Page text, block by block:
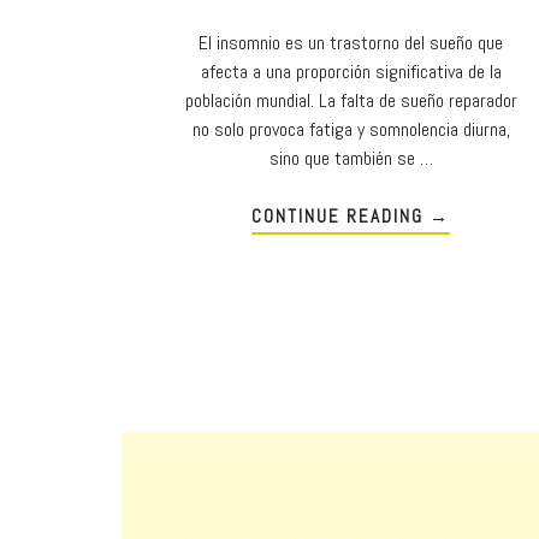
El insomnio es un trastorno del sueño que
afecta a una proporción significativa de la
población mundial. La falta de sueño reparador
no solo provoca fatiga y somnolencia diurna,
sino que también se …
CONTINUE READING →